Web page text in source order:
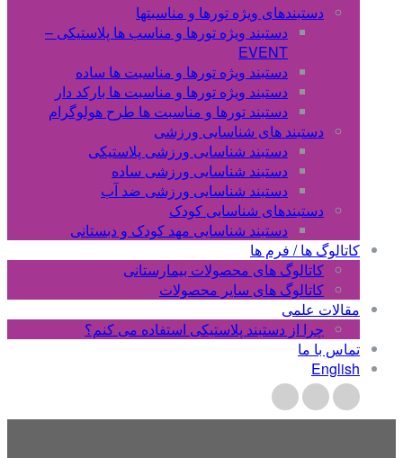
دستبندهای ویژه تورها و مناسبتها
دستبند ویژه تورها و مناسب ها پلاستیکی –
EVENT
دستبند ویژه تورها و مناسبت ها ساده
دستبند ویژه تورها و مناسبت ها بارکد دار
دستبند تورها و مناسبت ها طرح هولوگرام
دستبند های شناسایی ورزشی
دستبند شناسایی ورزشی پلاستیکی
دستبند شناسایی ورزشی ساده
دستبند شناسایی ورزشی ضد آب
دستبندهای شناسایی کودک
دستبند شناسایی مهد کودک و دبستانی
کاتالوگ ها / فرم ها
کاتالوگ های محصولات بیمارستانی
کاتالوگ های سایر محصولات
مقالات علمی
چرا از دستبند پلاستیکی استفاده می کنم؟
تماس با ما
English